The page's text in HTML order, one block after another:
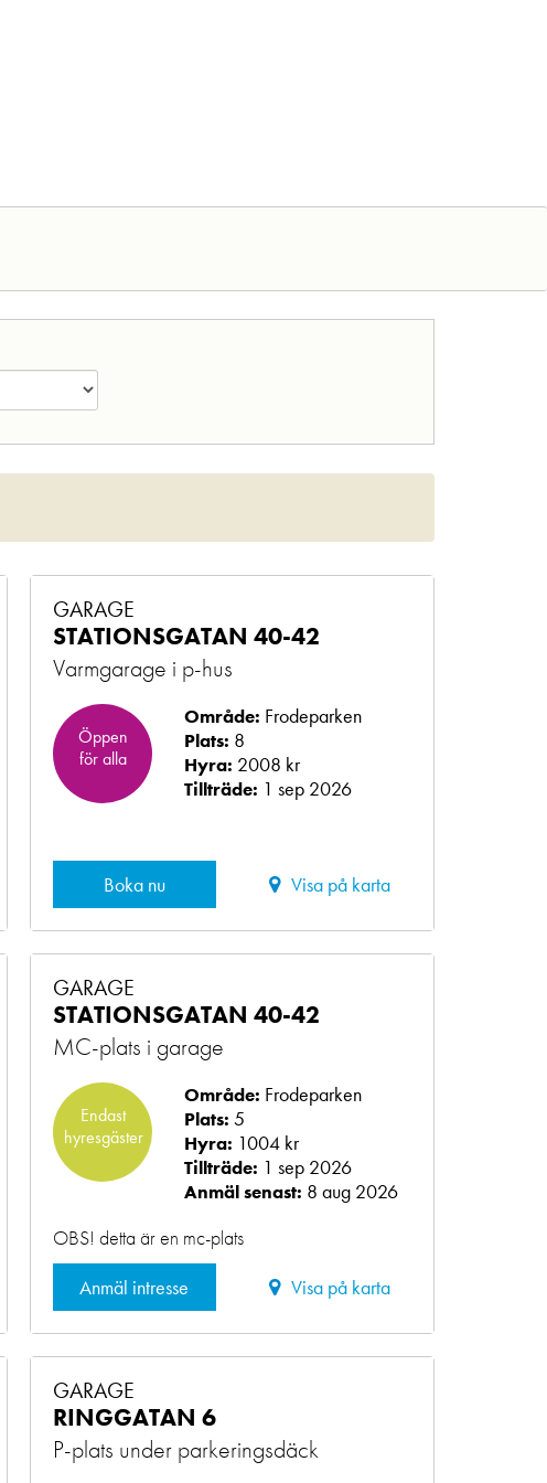
GARAGE
STATIONSGATAN 40-42
Varmgarage i p-hus
Öppen
för alla
Område: Frodeparken
Plats: 8
Hyra: 2008 kr
Tillträde: 1 sep 2026
Boka nu Visa på karta
GARAGE
STATIONSGATAN 40-42
MC-plats i garage
Endast
hyresgäster
Område: Frodeparken
Plats: 5
Hyra: 1004 kr
Tillträde: 1 sep 2026
Anmäl senast: 8 aug 2026
OBS! detta är en mc-plats
Anmäl intresse
Visa på karta
GARAGE
RINGGATAN 6
P-plats under parkeringsdäck